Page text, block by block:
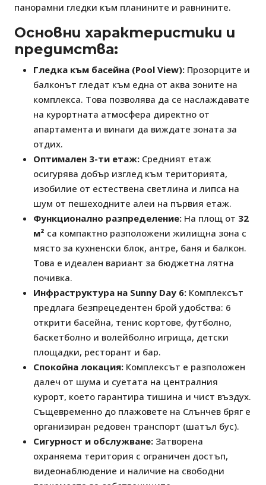
панорамни гледки към планините и равнините.
Основни характеристики и
предимства:
Гледка към басейна (Pool View): Прозорците и
балконът гледат към една от аква зоните на
комплекса. Това позволява да се наслаждавате
на курортната атмосфера директно от
апартамента и винаги да виждате зоната за
отдих.
Оптимален 3-ти етаж: Средният етаж
осигурява добър изглед към територията,
изобилие от естествена светлина и липса на
шум от пешеходните алеи на първия етаж.
Функционално разпределение: На площ от 32
м² са компактно разположени жилищна зона с
място за кухненски блок, антре, баня и балкон.
Това е идеален вариант за бюджетна лятна
почивка.
Инфраструктура на Sunny Day 6: Комплексът
предлага безпрецедентен брой удобства: 6
открити басейна, тенис кортове, футболно,
баскетболно и волейболно игрища, детски
площадки, ресторант и бар.
Спокойна локация: Комплексът е разположен
далеч от шума и суетата на централния
курорт, което гарантира тишина и чист въздух.
Същевременно до плажовете на Слънчев бряг е
организиран редовен транспорт (шатъл бус).
Сигурност и обслужване: Затворена
охраняема територия с ограничен достъп,
видеонаблюдение и наличие на свободни